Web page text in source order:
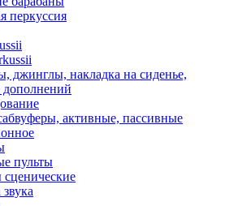
перкуссия
джинглы, накладка на сиденье,
дополнений
активные, пассивные
пульты